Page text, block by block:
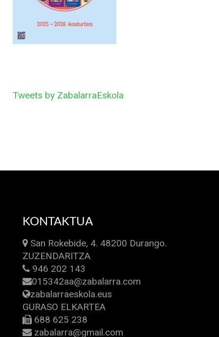
Tweets by ZabalarraEskola
KONTAKTUA
San Rokebide, 4. 48200 Durango.
ZUZENDARITZA
946 202 143
015342aa@zabalarra.com
zabalarraeskola.eus
GURASO ELKARTEA
688 625 238
zabalarra@gmail.com